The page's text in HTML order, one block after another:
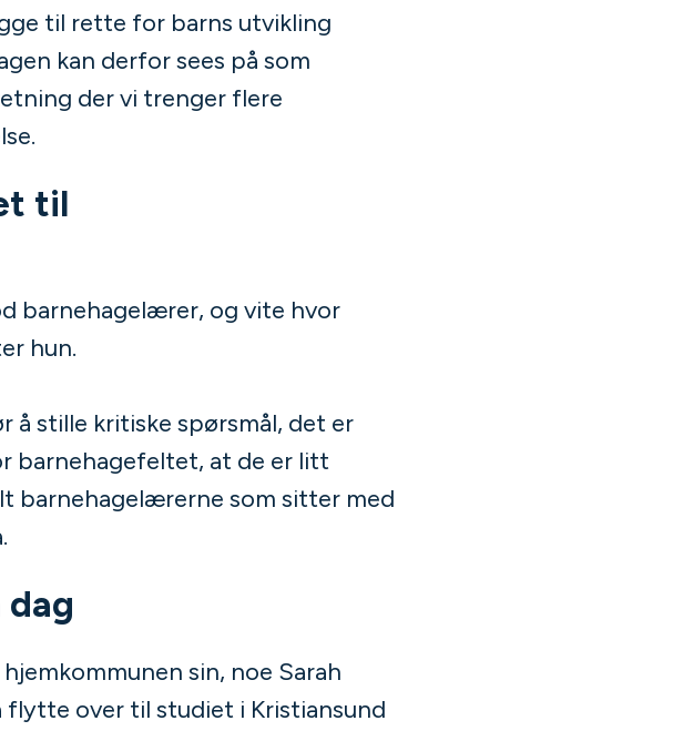
til rette for barns utvikling
kan derfor sees på som
der vi trenger flere
til
barnehagelærer, og vite hvor
hun.
stille kritiske spørsmål, det er
barnehagefeltet, at de er litt
barnehagelærerne som sitter med
dag
sin, noe Sarah
over til studiet i Kristiansund